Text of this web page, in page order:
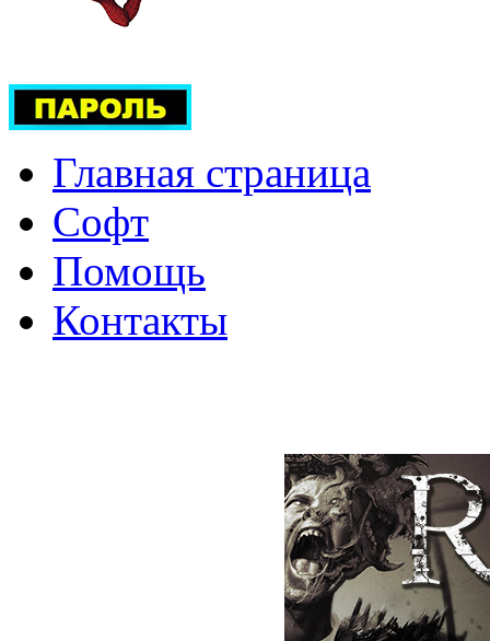
Главная страница
Софт
Помощь
Контакты